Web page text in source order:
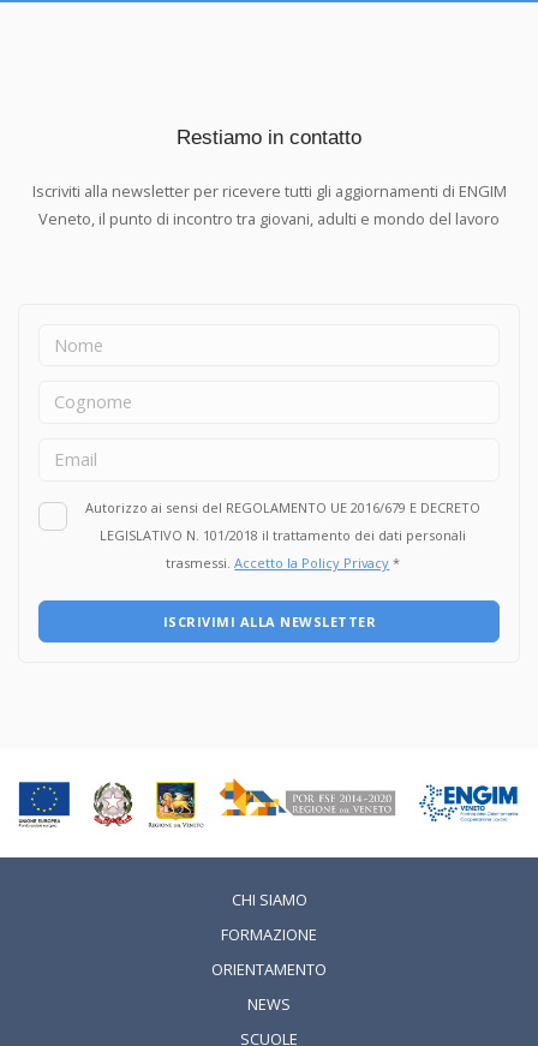
Restiamo in contatto
Iscriviti alla newsletter per ricevere tutti gli aggiornamenti di ENGIM
Veneto, il punto di incontro tra giovani, adulti e mondo del lavoro
Autorizzo ai sensi del REGOLAMENTO UE 2016/679 E DECRETO
LEGISLATIVO N. 101/2018 il trattamento dei dati personali
trasmessi.Accetto la Policy Privacy *
ISCRIVIMI ALLA NEWSLETTER
CHI SIAMO
FORMAZIONE
ORIENTAMENTO
NEWS
SCUOLE